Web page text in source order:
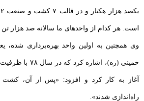
است. هر کدام از واحدهای ما سالانه صد هزار
وی همچنین به اولین واحد بهره‌برداری
خمینی (ره)، اشاره
آغاز به کار کرد و افزود: «پس از آن،
راه‌اندازی شدند».